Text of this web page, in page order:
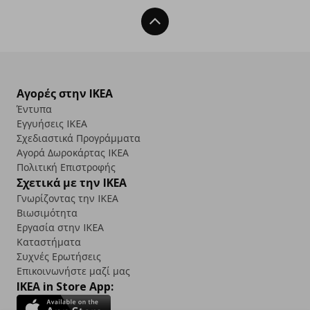
Back To Top
Αγορές στην IKEA
Έντυπα
Εγγυήσεις IKEA
Σχεδιαστικά Προγράμματα
Αγορά Δωρoκάρτας IKEA
Πολιτική Επιστροφής
Σχετικά με την IKEA
Γνωρίζοντας την IKEA
Βιωσιμότητα
Εργασία στην IKEA
Καταστήματα
Συχνές Ερωτήσεις
Επικοινωνήστε μαζί μας
IKEA in Store App: